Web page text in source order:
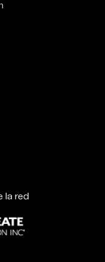
la red